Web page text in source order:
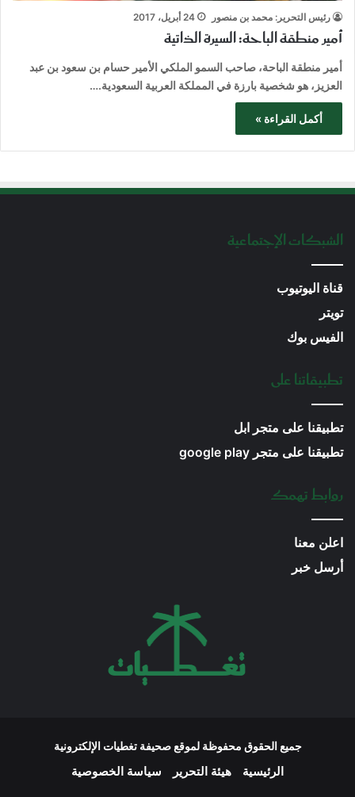
رئيس التحرير: محمد بن منصور 24 أبريل، 2017
أمير منطقة الباحة: السيرة الذاتية
أمير منطقة الباحة، صاحب السمو الملكي الأمير حسام بن سعود بن عبد
العزيز، هو شخصية بارزة في المملكة العربية السعودية.…
أكمل القراءة »
الشبكات الإجتماعية
قناة اليوتيوب
تويتر
الفيس بوك
تطبيقاتنا على
تطبيقنا على متجر ابل
تطبيقنا على متجر google play
روابط تهمك
اعلن معنا
أرسل خبر
جميع الحقوق محفوظة لموقع صحيفة تغطيات الإلكترونية
الرئيسية هيئة التحرير سياسة الخصوصية